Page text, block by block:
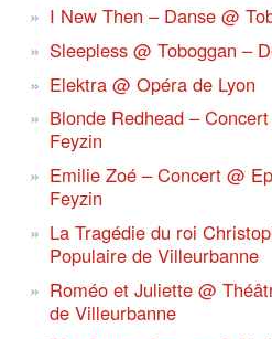
I New Then – Danse @
Sleepless @ Toboggan –
Elektra @ Opéra de Lyon
Blonde Redhead –
Feyzin
Emilie Zoé – Concert @
Feyzin
La Tragédie du roi
Populaire de Villeurbanne
Roméo et Juliette @
de Villeurbanne